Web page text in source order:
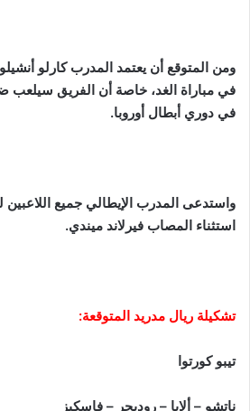
ومن المتوقع أن يعتمد المدرب كارلو
في مباراة الغد، خاصة أن الفريق سيلعب
في دوري أبطال أوروبا.
واستدعى المدرب الإيطالي جميع
استثناء المصاب فيرلاند ميندي.
تشكيلة ريال مدريد المتوقعة:
تيبو كورتوا
ناتشو – ألابا – روديجر – فاسكيز